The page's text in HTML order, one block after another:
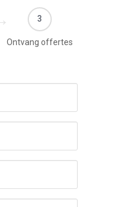
3
Ontvang offertes